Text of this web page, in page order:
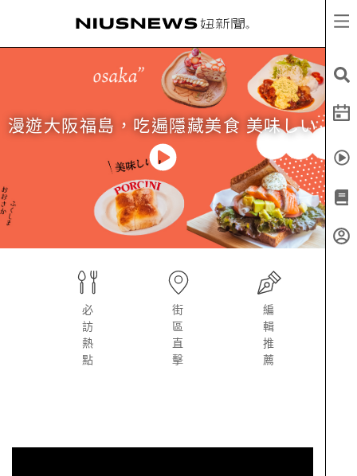
漫遊大阪福島，吃遍隱藏美食 美味しい
必
訪
熱
點
街
區
直
擊
編
輯
推
薦